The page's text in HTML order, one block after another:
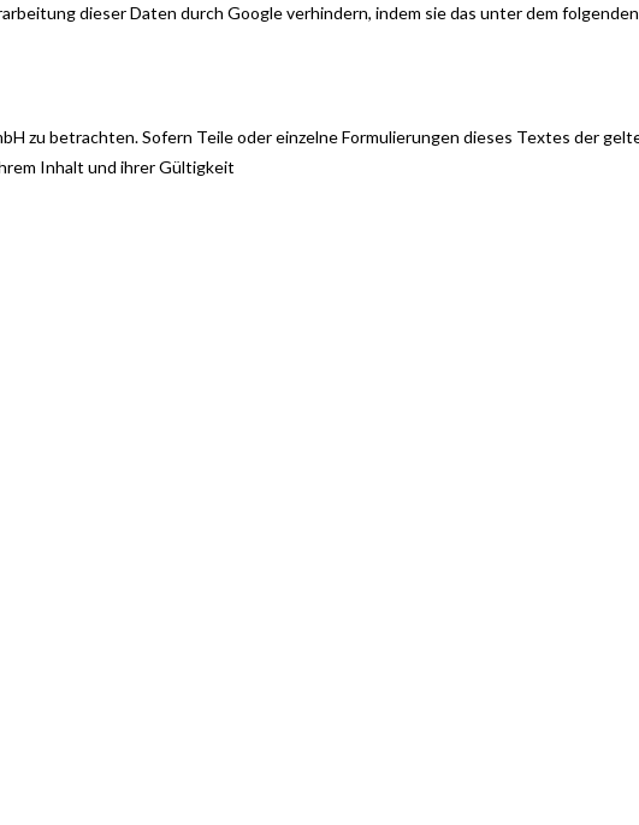
dieser Daten durch Google verhindern, indem sie das unter dem
zu betrachten. Sofern Teile oder einzelne Formulierungen dieses Textes der
Inhalt und ihrer Gültigkeit